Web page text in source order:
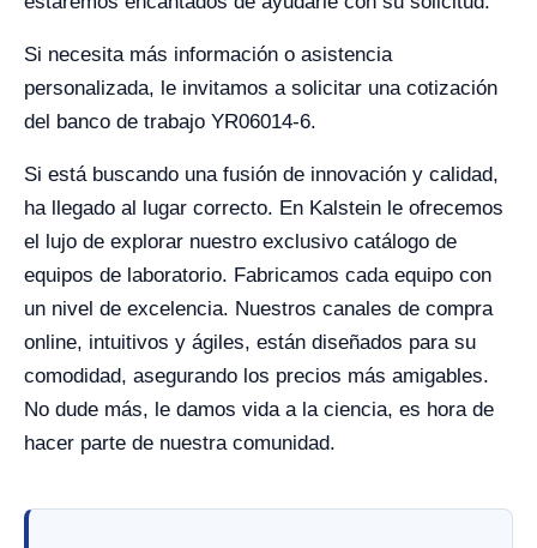
Si necesita más información o asistencia
personalizada, le invitamos a solicitar una cotización
del banco de trabajo YR06014-6.
Si está buscando una fusión de innovación y calidad,
ha llegado al lugar correcto. En Kalstein le ofrecemos
el lujo de explorar nuestro exclusivo catálogo de
equipos de laboratorio. Fabricamos cada equipo con
un nivel de excelencia. Nuestros canales de compra
online, intuitivos y ágiles, están diseñados para su
comodidad, asegurando los precios más amigables.
No dude más, le damos vida a la ciencia, es hora de
hacer parte de nuestra comunidad.